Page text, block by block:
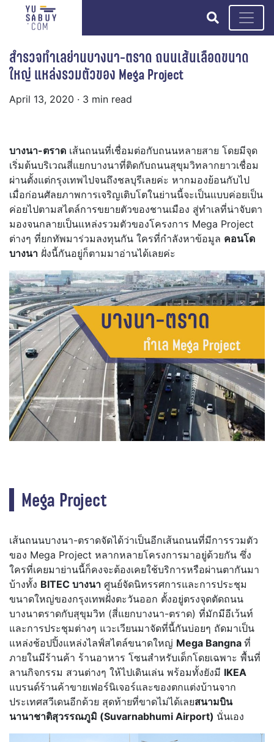
search
สำรวจทำเลย่านบางนา-ตราด ถนนเส้นเลือดขนาด
ใหญ่ แหล่งรวมตัวของ Mega Project
April 13, 2020 · 3 min read
บางนา-ตราด เส้นถนนที่เชื่อมต่อกับถนนหลายสาย โดยมีจุด
เริ่มต้นบริเวณสี่แยกบางนาที่ติดกับถนนสุขุมวิทลากยาวเชื่อม
ผ่านตั้งแต่กรุงเทพไปจนถึงชลบุรีเลยค่ะ หากมองย้อนกับไป
เมื่อก่อนศัลยภาพการเจริญเติบโตในย่านนี้จะเป็นแบบค่อยเป็น
ค่อยไปตามสไตล์การขยายตัวของชานเมือง สู่ทำเลที่น่าจับตา
มองจนกลายเป็นแหล่งรวมตัวของโครงการ Mega Project
ต่างๆ ที่ยกทัพมาร่วมลงทุนกัน ใครที่กำลังหาข้อมูล คอนโด
บางนา ฝั่งนี้กันอยู่ก็ตามมาอ่านได้เลยค่ะ
Mega Project
เส้นถนนบางนา-ตราดจัดได้ว่าเป็นอีกเส้นถนนที่มีการรวมตัว
ของ Mega Project หลากหลายโครงการมาอยู่ด้วยกัน ซึ่ง
ใครที่เคยมาย่านนี้ก็คงจะต้องเคยใช้บริการหรือผ่านตากันมา
บ้างทั้ง BITEC บางนา ศูนย์จัดนิทรรศการและการประชุม
ขนาดใหญ่ของกรุงเทพฝั่งตะวันออก ตั้งอยู่ตรงจุดตัดถนน
บางนาตราดกับสุขุมวิท (สี่แยกบางนา-ตราด) ที่มักมีอีเว้นท์
และการประชุมต่างๆ แวะเวียนมาจัดที่นี้กันบ่อยๆ ถัดมาเป็น
แหล่งช้อปปิ้งแหล่งไลฟ์สไตล์ขนาดใหญ่ Mega Bangna ที่
ภายในมีร้านค้า ร้านอาหาร โซนสำหรับเด็กโดยเฉพาะ พื้นที่
ลานกิจกรรม สวนต่างๆ ให้ไปเดินเล่น พร้อมทั้งยังมี IKEA
แบรนด์ร้านค้าขายเฟอร์นิเจอร์และของตกแต่งบ้านจาก
ประเทศสวีเดนอีกด้วย สุดท้ายที่ขาดไม่ได้เลยสนามบิน
นานาชาติสุวรรณภูมิ (Suvarnabhumi Airport) นั่นเอง